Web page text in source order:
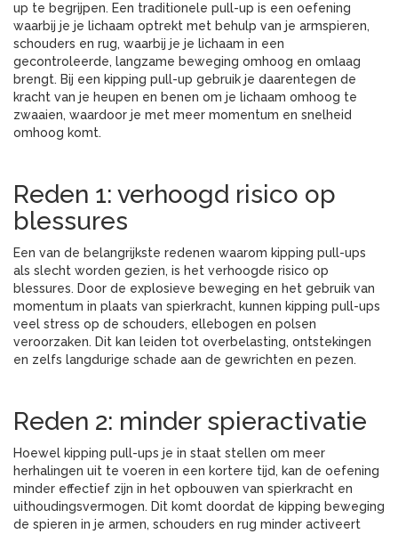
up te begrijpen. Een traditionele pull-up is een oefening
waarbij je je lichaam optrekt met behulp van je armspieren,
schouders en rug, waarbij je je lichaam in een
gecontroleerde, langzame beweging omhoog en omlaag
brengt. Bij een kipping pull-up gebruik je daarentegen de
kracht van je heupen en benen om je lichaam omhoog te
zwaaien, waardoor je met meer momentum en snelheid
omhoog komt.
Reden 1: verhoogd risico op
blessures
Een van de belangrijkste redenen waarom kipping pull-ups
als slecht worden gezien, is het verhoogde risico op
blessures. Door de explosieve beweging en het gebruik van
momentum in plaats van spierkracht, kunnen kipping pull-ups
veel stress op de schouders, ellebogen en polsen
veroorzaken. Dit kan leiden tot overbelasting, ontstekingen
en zelfs langdurige schade aan de gewrichten en pezen.
Reden 2: minder spieractivatie
Hoewel kipping pull-ups je in staat stellen om meer
herhalingen uit te voeren in een kortere tijd, kan de oefening
minder effectief zijn in het opbouwen van spierkracht en
uithoudingsvermogen. Dit komt doordat de kipping beweging
de spieren in je armen, schouders en rug minder activeert